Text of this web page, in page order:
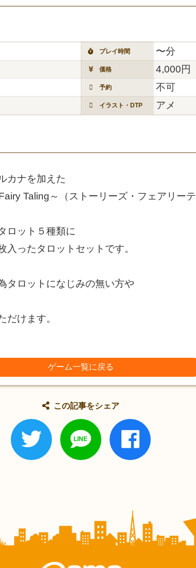
プレイ時間 〜分
価格 4,000円
予約 不可
イラスト・DTP アメ
カナを加えた
Taling～（ストーリーズ・フェアリーテ
ロット５種類に
ったタロットセットです。
タロットになじみの無い方や
だけます。
ゲーム一覧に戻る
この記事をシェア